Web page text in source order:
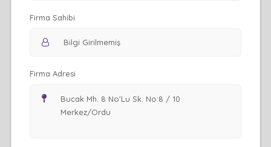
Firma Sahibi
Firma Adresi